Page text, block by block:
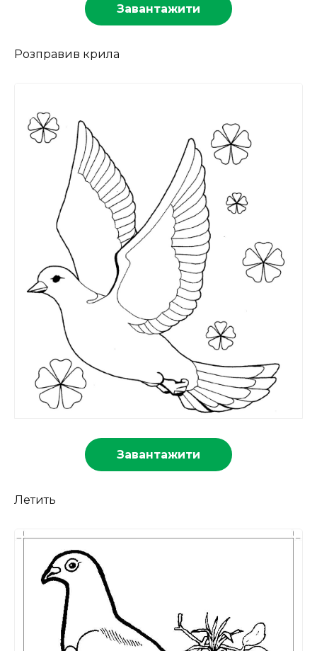
Завантажити
Розправив крила
Завантажити
Летить